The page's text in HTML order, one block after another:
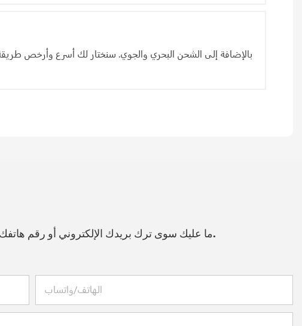
ما عليك سوى ترك بريدك الإلكتروني أو رقم هاتفك في نموذج الاتصال حتى نتمكن من إرسال عرض أسعار مجاني لمجموعة واسعة من التصاميم لدينا.
الهاتف/واتساب